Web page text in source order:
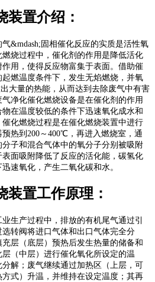
置介绍：
气&mdash;固相催化反应的实质是活性氧
烧过程中，催化剂的作用是降低活化
用，使得反应物富集于表面。借助催
燃温度条件下，发生无焰燃烧，并氧
大量的热能，从而达到去除废气中有害
净化催化燃烧设备是在催化剂的作用
在温度较低的条件下迅速氧化成水和
化燃烧过程是在催化燃烧装置中进行
热到200～400℃，再进入燃烧室，通
子和混合气体中的氧分子分别被吸附
面吸附降低了反应的活化能，碳氢化
速氧化，产生二氧化碳和水。
置工作原理：
生产过程中，排放的有机尾气通过引
转阀将进口气体和出口气体完全分
层（底层）预热后发生热量的储备和
（中层）进行催化氧化所设定的温
解；废气继续通过加热区（上层，可
式）升温，并维持在设定温度；其再